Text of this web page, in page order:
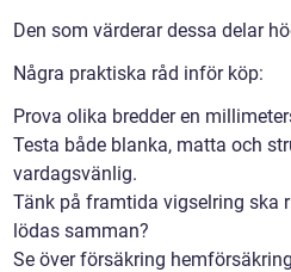
Den som värderar dessa delar
Några praktiska råd inför köp:
Prova olika bredder en
Testa både blanka, matta och
vardagsvänlig.
Tänk på framtida vigselring ska
lödas samman?
Se över försäkring